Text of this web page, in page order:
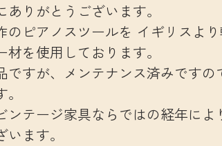
ありがとうございます。
のピアノスツールを イギリスより
を使用しております。
ですが、メンテナンス済みですの
ンテージ家具ならではの経年によ
ます。